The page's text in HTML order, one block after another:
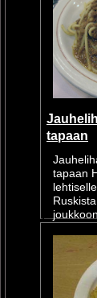
tapaan
tapaan